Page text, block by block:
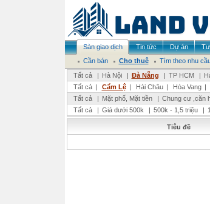
Sàn giao dịch Tin tức Dự án
Cần bán
Cho thuê
Tìm theo nhu
Tất cả
| Hà Nội | Đà Nẵng | TP HCM |
Tất cả | Cẩm Lệ | Hải Châu | Hòa Vang |
Tất cả
| Mặt phố, Mặt tiền | Chung cư ,căn
Tất cả
| Giá dưới 500k | 500k - 1,5 triệu |
Tiêu đề